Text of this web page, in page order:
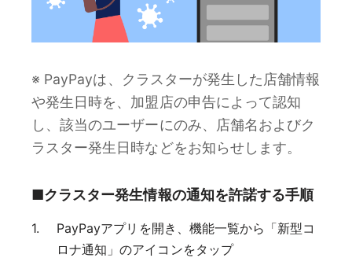
※ PayPayは、クラスターが発生した店舗情報
や発生日時を、加盟店の申告によって認知
し、該当のユーザーにのみ、店舗名およびク
ラスター発生日時などをお知らせします。
■クラスター発生情報の通知を許諾する手順
PayPayアプリを開き、機能一覧から「新型コ
ロナ通知」のアイコンをタップ